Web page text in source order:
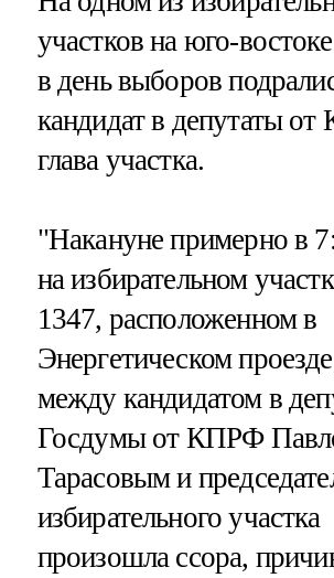
участков на юго-
в день выборов
кандидат в депутаты
глава участка.
"Накануне примерно в
на избирательном
1347, расположенном в
Энергетическом
между кандидатом в
Госдумы от КПРФ
Тарасовым и
избирательного участка
произошла ссора,